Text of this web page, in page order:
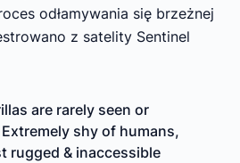
odłamywania się brzeżnej
z satelity Sentinel
are rarely seen or
shy of humans,
rugged & inaccessible